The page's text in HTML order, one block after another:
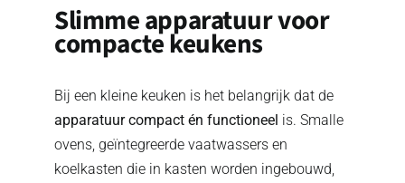
Slimme apparatuur voor
compacte keukens
Bij een kleine keuken is het belangrijk dat de
apparatuur compact én functioneel is. Smalle
ovens, geïntegreerde vaatwassers en
koelkasten die in kasten worden ingebouwd,